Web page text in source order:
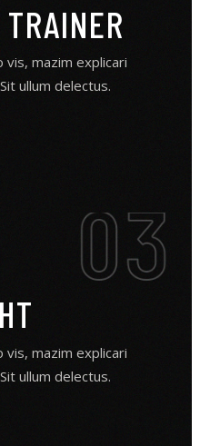
mazim explicari
ullum delectus.
mazim explicari
ullum delectus.